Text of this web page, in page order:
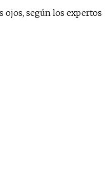
ojos, según los expertos